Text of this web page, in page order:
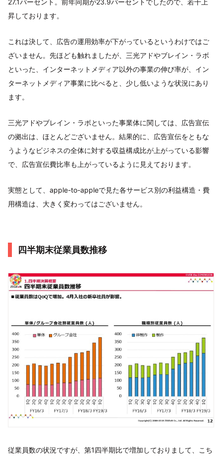
昇しております。
これは決して、広告の運用効率が下がっているというわけではご
ざいません。先ほども触れましたが、三光アドやブレイン・ラボ
といった、インターネットメディア以外の事業の伸び率が、イン
ターネットメディア事業に比べると、少し低いような状況にあり
ます。
三光アドやブレイン・ラボといった事業体に関しては、広告宣伝
の拠出は、ほとんどございません。結果的に、広告宣伝をともな
うようなビジネスの全体に対する収益構成比が上がっている影響
で、広告宣伝費比率も上がっているように見えております。
実態として、apple-to-appleで見た各サービス別の利益構造・費
用構造は、大きく変わってはございません。
四半期末従業員数推移
従業員数の状況ですが、第1四半期比で増加しておりまして、こち